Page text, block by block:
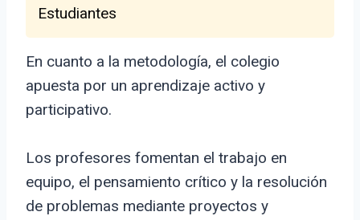
Estudiantes
En cuanto a la metodología, el colegio
apuesta por un aprendizaje activo y
participativo.
Los profesores fomentan el trabajo en
equipo, el pensamiento crítico y la resolución
de problemas mediante proyectos y